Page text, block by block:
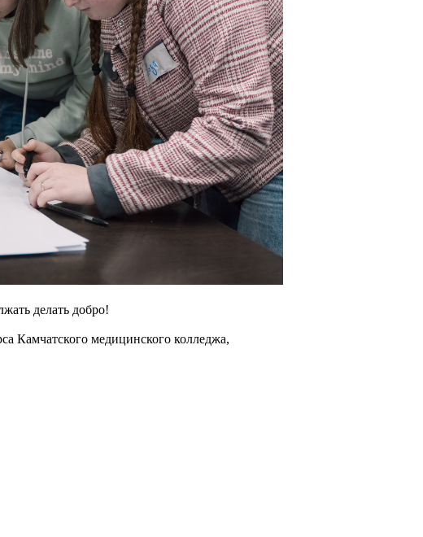
делать добро!
Камчатского медицинского колледжа,